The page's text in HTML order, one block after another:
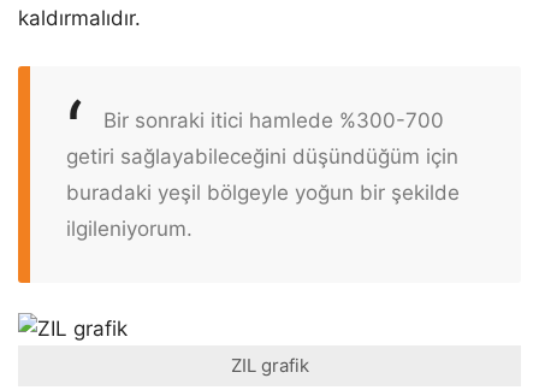
kaldırmalıdır.
Bir sonraki itici hamlede %300-700
getiri sağlayabileceğini düşündüğüm için
buradaki yeşil bölgeyle yoğun bir şekilde
ilgileniyorum.
ZIL grafik